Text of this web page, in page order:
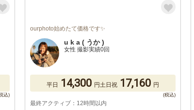
ourphoto始めたて価格です✨
u k a ( うか )
女性 撮影実績0回
平日 14,300 円土日祝 17,160 円
最終アクティブ：12時間以内